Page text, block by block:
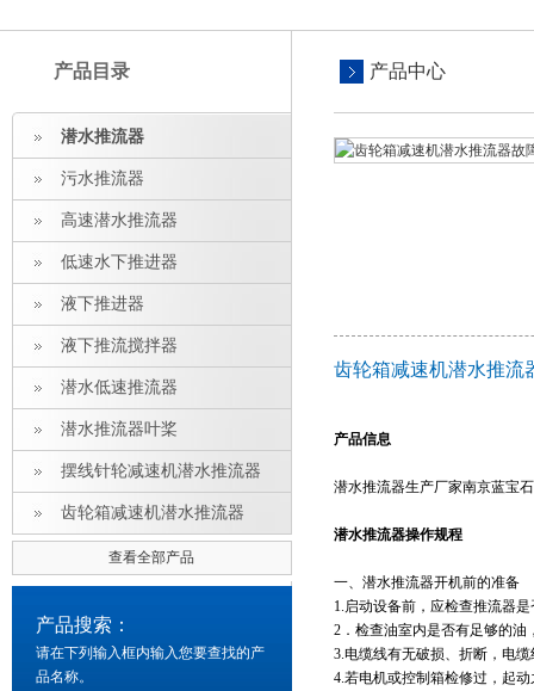
产品目录
潜水推流器
污水推流器
高速潜水推流器
低速水下推进器
液下推进器
液下推流搅拌器
潜水低速推流器
潜水推流器叶桨
摆线针轮减速机潜水推流器
齿轮箱减速机潜水推流器
查看全部产品
产品搜索：
请在下列输入框内输入您要查找的产
品名称。
产品中心
齿轮箱减速机潜水推流
产品信息
潜水推流器生产厂家南京蓝宝
潜水推流器操作规程
一、潜水推流器开机前的准备
1.启动设备前，应检查推流器
2 ．检查油室内是否有足够的
3.电缆线有无破损、折断，电
4.若电机或控制箱检修过，起